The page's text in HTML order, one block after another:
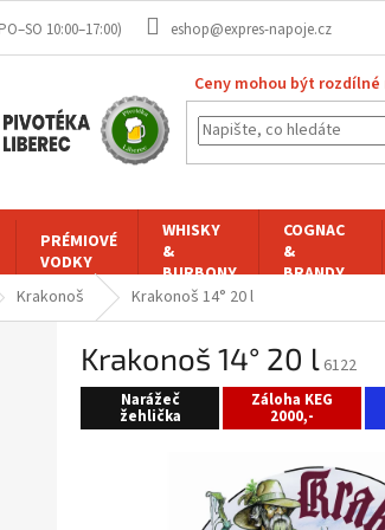
eshop@expres-napoje.cz
Ceny mohou být
PRÉMIOVÉ
VODKY
WHISKY
&
BURBONY
COGNAC
&
BRANDY
Krakonoš Krakonoš 14° 20 l
Krakonoš 14° 20 l 6122
Narážeč
žehlička
Záloha KEG
2000,-